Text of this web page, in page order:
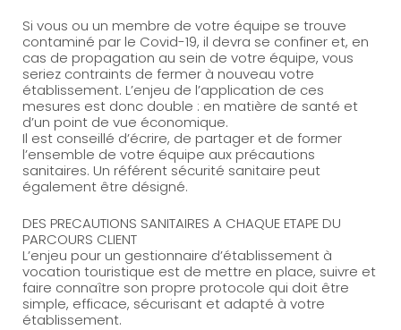
Si vous ou un membre de votre équipe se trouve
contaminé par le Covid-19, il devra se confiner et, en
cas de propagation au sein de votre équipe, vous
seriez contraints de fermer à nouveau votre
établissement. L’enjeu de l’application de ces
mesures est donc double : en matière de santé et
d’un point de vue économique.
Il est conseillé d’écrire, de partager et de former
l’ensemble de votre équipe aux précautions
sanitaires. Un référent sécurité sanitaire peut
également être désigné.
DES PRECAUTIONS SANITAIRES A CHAQUE ETAPE DU
PARCOURS CLIENT
L’enjeu pour un gestionnaire d’établissement à
vocation touristique est de mettre en place, suivre et
faire connaître son propre protocole qui doit être
simple, efficace, sécurisant et adapté à votre
établissement.